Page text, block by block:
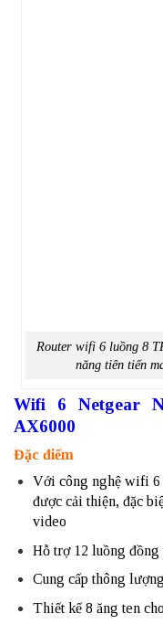
Router wifi 6 luồng 8
năng tiên tiến
Wifi 6 Netgear
AX6000
Đặc điểm
Với công nghệ wifi 6
được cải thiện, đặc
video
Hỗ trợ 12 luồng đồng
Cung cấp thông
Thiết kế 8 ăng ten